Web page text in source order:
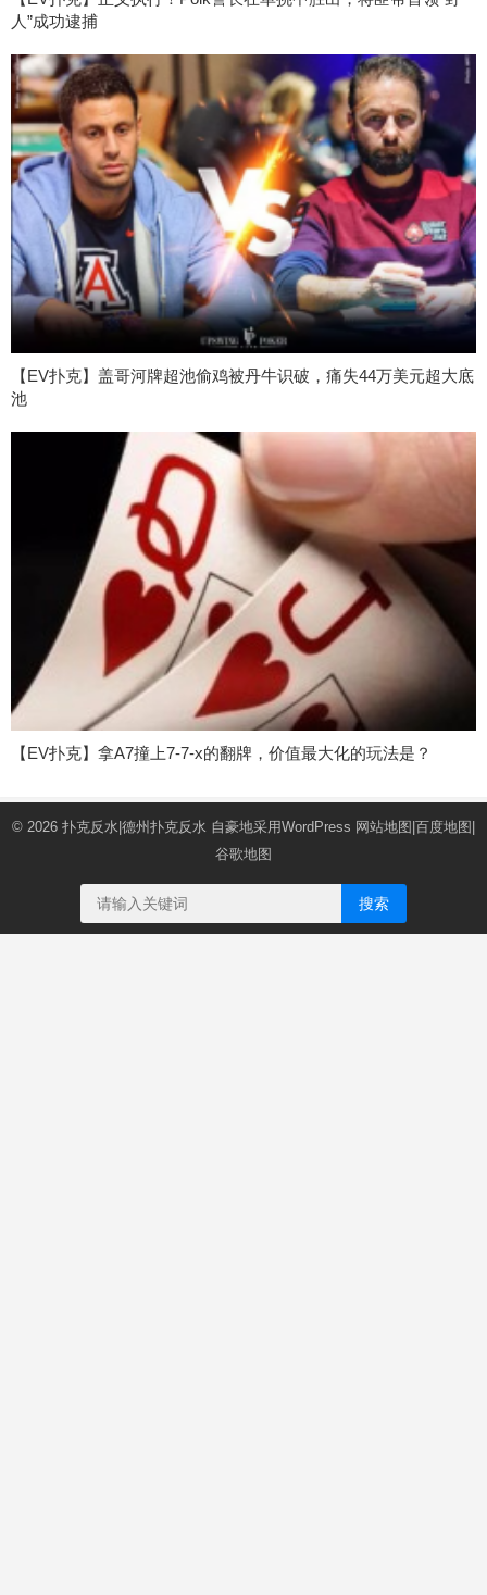
人”成功逮捕
【EV扑克】盖哥河牌超池偷鸡被丹牛识破，痛失44万美元超大底
池
【EV扑克】拿A7撞上7-7-x的翻牌，价值最大化的玩法是？
© 2026 扑克反水|德州扑克反水 自豪地采用WordPress 网站地图|百度地图|
谷歌地图
搜索